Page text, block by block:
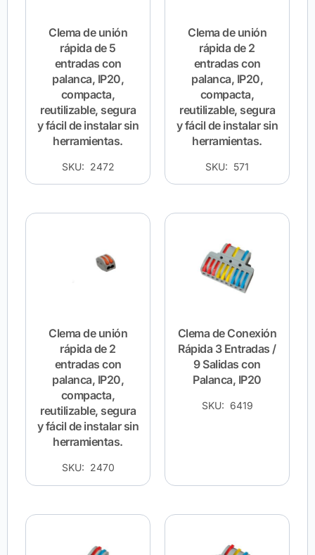
Clema de unión
rápida de 5
entradas con
palanca, IP20,
compacta,
reutilizable, segura
y fácil de instalar sin
herramientas.
SKU: 2472
Clema de unión
rápida de 2
entradas con
palanca, IP20,
compacta,
reutilizable, segura
y fácil de instalar sin
herramientas.
SKU: 571
Clema de unión
rápida de 2
entradas con
palanca, IP20,
compacta,
reutilizable, segura
y fácil de instalar sin
herramientas.
SKU: 2470
Clema de Conexión
Rápida 3 Entradas /
9 Salidas con
Palanca, IP20
SKU: 6419